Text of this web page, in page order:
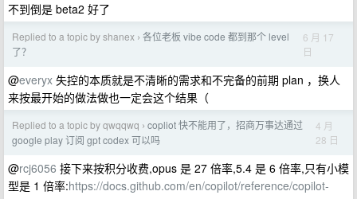
不到倒是 beta2 好了
Replied to a topic by shanex › 各位老板 vibe code 都到那个 level
了？
6 月 17
日
@everyx 失控的本质就是不清晰的需求和不完备的前期 plan ，换人
来按最开始的做法做也一定会这个结果（
Replied to a topic by qwqqwq › copliot 快不能用了，招商万事达通过
google play 订阅 gpt codex 可以吗
4 月
28 日
@rcj6056 接下来按积分收费,opus 是 27 倍率,5.4 是 6 倍率,只有小模
型是 1 倍率:https://docs.github.com/en/copilot/reference/copilot-